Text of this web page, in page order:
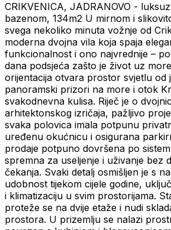
CRIKVENICA, JADRANOVO -
bazenom, 134m2 U mirnom i
svega nekoliko minuta vožnje od
moderna dvojna vila koja spaja
funkcionalnost i ono najvrednije –
dana podsjeća zašto je život uz
orijentacija otvara prostor svjetlu od
panoramski prizori na more i otok
svakodnevna kulisa. Riječ je o
arhitektonskog izričaja, pažljivo
svaka polovica imala potpunu
uređenu okućnicu i osigurana
prodaje potpuno dovršena po
spremna za useljenje i uživanje bez
čekanja. Svaki detalj osmišljen je s
udobnost tijekom cijele godine,
i klimatizaciju u svim prostorijama.
proteže se na dvije etaže i nudi
prostora. U prizemlju se nalazi